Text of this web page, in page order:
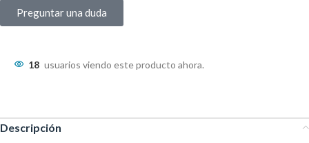
Preguntar una duda
18 usuarios viendo este producto ahora.
Descripción